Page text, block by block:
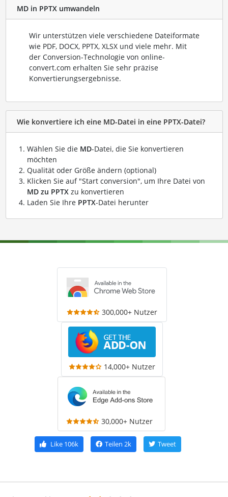
MD in PPTX umwandeln
Wir unterstützen viele verschiedene Dateiformate
wie PDF, DOCX, PPTX, XLSX und viele mehr. Mit
der Conversion-Technologie von online-
convert.com erhalten Sie sehr präzise
Konvertierungsergebnisse.
Wie konvertiere ich eine MD-Datei in eine PPTX-Datei?
Wählen Sie die MD-Datei, die Sie konvertieren
möchten
Qualität oder Größe ändern (optional)
Klicken Sie auf "Start conversion", um Ihre Datei von
MD zu PPTXzu konvertieren
Laden Sie Ihre PPTX-Datei herunter
300,000+ Nutzer
14,000+ Nutzer
30,000+ Nutzer
Like 106k Teilen 2k Tweet